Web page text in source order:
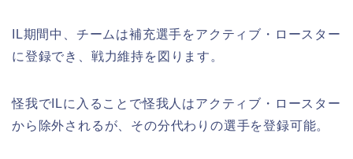
IL期間中、チームは補充選手をアクティブ・ロースター
に登録でき、戦力維持を図ります。
怪我でILに入ることで怪我人はアクティブ・ロースター
から除外されるが、その分代わりの選手を登録可能。